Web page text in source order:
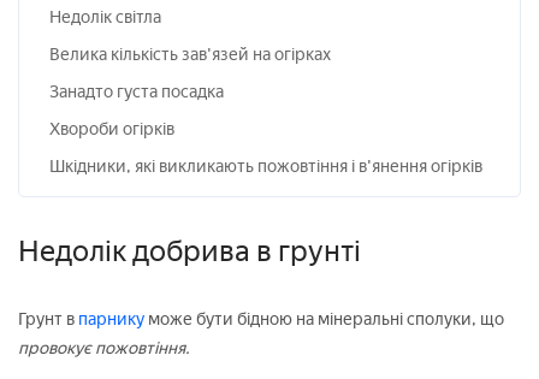
Недолік світла
Велика кількість зав'язей на огірках
Занадто густа посадка
Хвороби огірків
Шкідники, які викликають пожовтіння і в'янення огірків
Недолік добрива в грунті
Грунт в парнику може бути бідною на мінеральні сполуки, що
провокує пожовтіння.